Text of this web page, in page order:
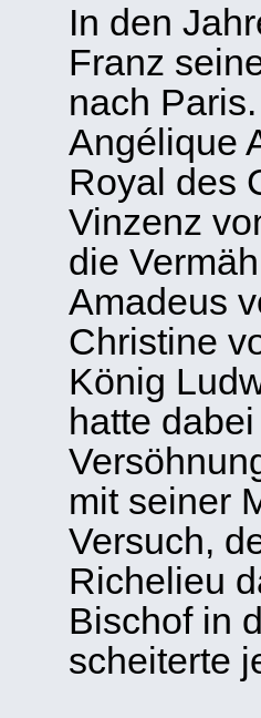
In den
Franz
nach
Angélique
Royal des
Vinzenz
die
Amadeus
Christine
König
hatte
mit seiner
Versuch,
Richelieu
Bischof in
scheiterte